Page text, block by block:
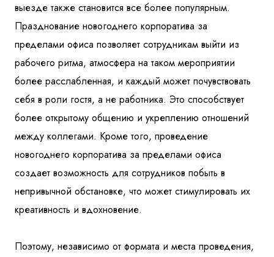
выезде также становится все более популярным.
Празднование новогоднего корпоратива за
пределами офиса позволяет сотрудникам выйти из
рабочего ритма, атмосфера на таком мероприятии
более расслабленная, и каждый может почувствовать
себя в роли гостя, а не работника. Это способствует
более открытому общению и укреплению отношений
между коллегами. Кроме того, проведение
новогоднего корпоратива за пределами офиса
создает возможность для сотрудников побыть в
непривычной обстановке, что может стимулировать их
креативность и вдохновение.
Поэтому, независимо от формата и места проведения,